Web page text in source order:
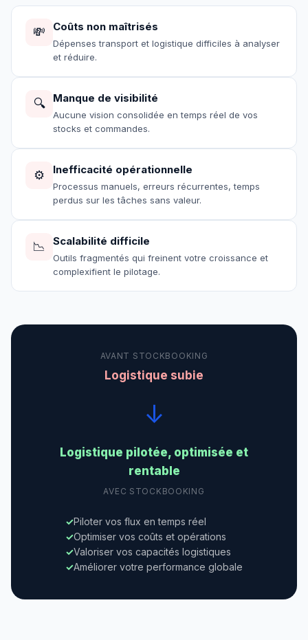
💸 Coûts non maîtrisés
Dépenses transport et logistique difficiles à analyser
et réduire.
🔍 Manque de visibilité
Aucune vision consolidée en temps réel de vos
stocks et commandes.
⚙️ Inefficacité opérationnelle
Processus manuels, erreurs récurrentes, temps
perdus sur les tâches sans valeur.
📉 Scalabilité difficile
Outils fragmentés qui freinent votre croissance et
complexifient le pilotage.
AVANT STOCKBOOKING
Logistique subie
↓
Logistique pilotée, optimisée et
rentable
AVEC STOCKBOOKING
Piloter vos flux en temps réel
Optimiser vos coûts et opérations
Valoriser vos capacités logistiques
Améliorer votre performance globale